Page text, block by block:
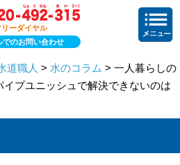
ーダイヤル
でのお問い合わせ
道職人 > 水のコラム > 一人暮らしの
プユニッシュで解決できないのは